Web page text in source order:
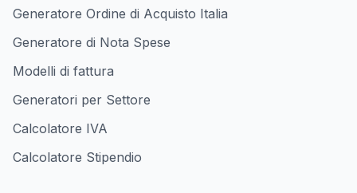
Generatore Ordine di Acquisto Italia
Generatore di Nota Spese
Modelli di fattura
Generatori per Settore
Calcolatore IVA
Calcolatore Stipendio